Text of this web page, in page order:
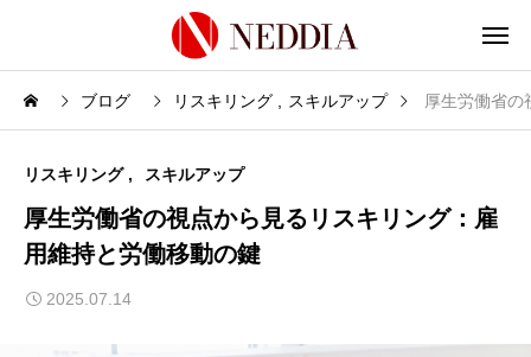
ブログ リスキリング スキルアップ 厚生労働省の
リスキリング スキルアップ
厚生労働省の視点から見るリスキリング：雇
用維持と労働移動の鍵
2025.07.14